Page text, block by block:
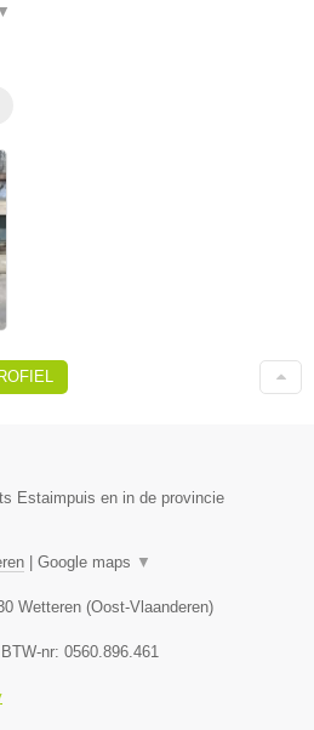
▼
Estaimpuis en in de provincie
Google maps ▼
Wetteren (Oost-Vlaanderen)
, BTW-nr: 0560.896.461